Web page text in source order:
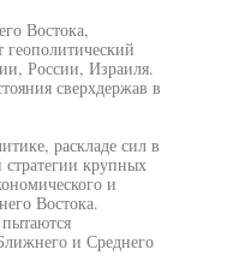
Востока,
России, Израиля.
сверхдержав в
раскладе сил в
крупных
и
Востока.
и Среднего